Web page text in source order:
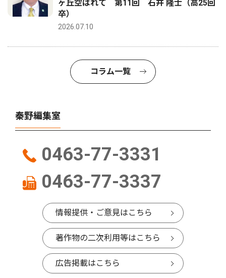
ヶ丘空はれて 第11回 石井 隆士（高25回
卒）
2026.07.10
コラム一覧
秦野編集室
0463-77-3331
0463-77-3337
情報提供・ご意見はこちら
著作物の二次利用等はこちら
広告掲載はこちら